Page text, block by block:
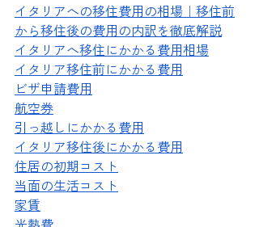
イタリアへの移住費用の相場｜移住前
から移住後の費用の内訳を徹底解説
イタリアへ移住にかかる費用相場
イタリア移住前にかかる費用
ビザ申請費用
航空券
引っ越しにかかる費用
イタリア移住後にかかる費用
住居の初期コスト
当面の生活コスト
家賃